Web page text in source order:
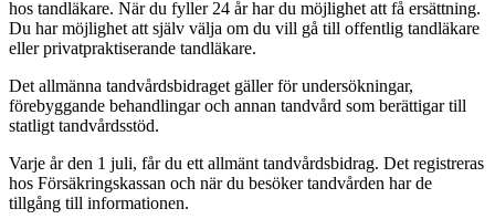
hos tandläkare. När du fyller 24 år har du möjlighet att få ersättning.
Du har möjlighet att själv välja om du vill gå till offentlig tandläkare
eller privatpraktiserande tandläkare.
Det allmänna tandvårdsbidraget gäller för undersökningar,
förebyggande behandlingar och annan tandvård som berättigar till
statligt tandvårdsstöd.
Varje år den 1 juli, får du ett allmänt tandvårdsbidrag. Det registreras
hos Försäkringskassan och när du besöker tandvården har de
tillgång till informationen.